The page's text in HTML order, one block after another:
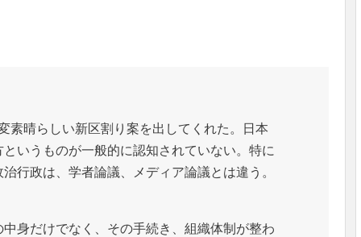
素晴らしい新区割り案を出してくれた。日本
いうものが一般的に認知されていない。特に
行政は、学者論議、メディア論議とは違う。
身だけでなく、その手続き、組織体制が整わ